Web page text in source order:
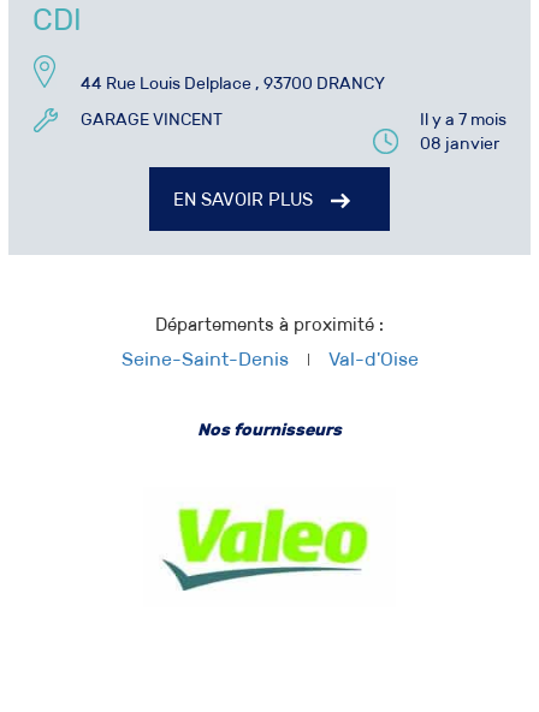
CDI
44 Rue Louis Delplace , 93700 DRANCY
GARAGE VINCENT
Il y a 7 mois
08 janvier
EN SAVOIR PLUS
Départements à proximité :
Seine-Saint-Denis
Val-d'Oise
Nos fournisseurs